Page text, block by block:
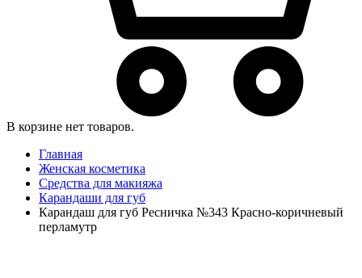
В корзине нет товаров.
Главная
Женская косметика
Средства для макияжа
Карандаши для губ
Карандаш для губ Ресничка №343 Красно-коричневый
перламутр